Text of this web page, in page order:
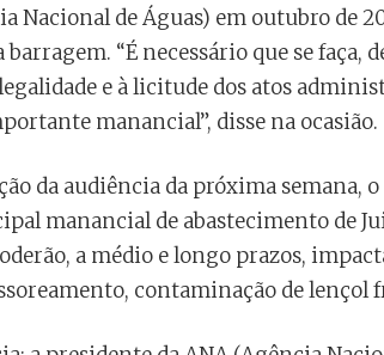
Nacional de Águas) em outubro de
“É necessário que se faça,
e à licitude dos atos
manancial”, disse na ocasião.
da audiência da próxima semana,
manancial de abastecimento de
a médio e longo prazos,
contaminação de lençol